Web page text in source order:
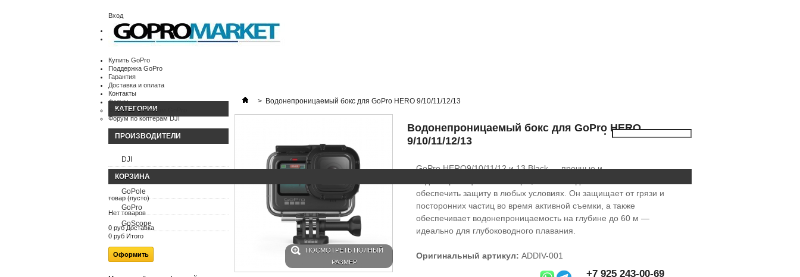
Вход
Корзина:
(пусто)
Ваша учетная запись
+7 925 243-00-69
Купить GoPro
Поддержка GoPro
Гарантия
Доставка и оплата
Контакты
Форум
Форум по камерам GoPro
Форум по коптерам DJI
КОРЗИНА
товар (пусто)
Нет товаров
0 руб Доставка
0 руб Итого
Оформить
КАТЕГОРИИ
ПРОИЗВОДИТЕЛИ
DJI
FeiyuTech
GoPole
GoPro
GoScope
> Водонепроницаемый бокс для GoPro HERO 9/10/11/12/13
ПОСМОТРЕТЬ ПОЛНЫЙ
РАЗМЕР
Водонепроницаемый бокс для GoPro HERO
9/10/11/12/13
GoPro HERO9/10/11/12 и 13 Black — прочные и
обеспечить защиту в любых условиях. Он защищает от грязи и
посторонних частиц во время активной съемки, а также
обеспечивает водонепроницаемость на глубине до 60 м —
идеально для глубоководного плавания.
Оригинальный артикул: ADDIV-001